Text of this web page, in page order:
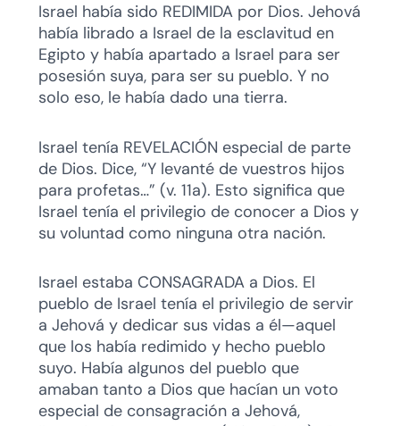
Israel había sido REDIMIDA por Dios. Jehová
había librado a Israel de la esclavitud en
Egipto y había apartado a Israel para ser
posesión suya, para ser su pueblo. Y no
solo eso, le había dado una tierra.
Israel tenía REVELACIÓN especial de parte
de Dios. Dice, “Y levanté de vuestros hijos
para profetas…” (v. 11a). Esto significa que
Israel tenía el privilegio de conocer a Dios y
su voluntad como ninguna otra nación.
Israel estaba CONSAGRADA a Dios. El
pueblo de Israel tenía el privilegio de servir
a Jehová y dedicar sus vidas a él—aquel
que los había redimido y hecho pueblo
suyo. Había algunos del pueblo que
amaban tanto a Dios que hacían un voto
especial de consagración a Jehová,